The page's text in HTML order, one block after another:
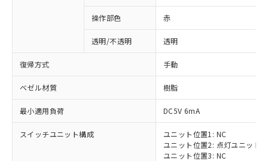
操作部色 赤
透明/不透明 透明
復帰方式 手動
ベゼル材質 樹脂
最小適用負荷 DC5V 6mA
スイッチユニット構成
ユニット位置1: NC
ユニット位置2: 点灯ユニット
ユニット位置3: NC